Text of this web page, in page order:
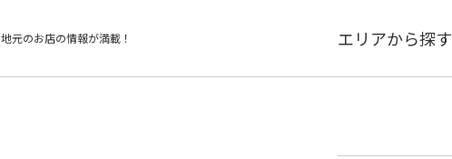
地元のお店の情報が満載！ エリアから探す